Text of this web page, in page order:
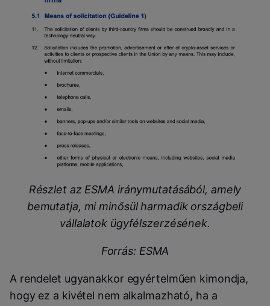
Részlet az ESMA iránymutatásából, amely
bemutatja, mi minősül harmadik országbeli
vállalatok ügyfélszerzésének.
Forrás: ESMA
A rendelet ugyanakkor egyértelműen kimondja,
hogy ez a kivétel nem alkalmazható, ha a